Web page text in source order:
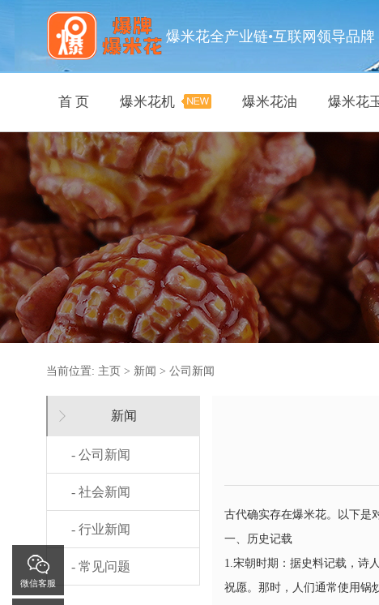
爆米花全产业链•互联网领导品牌
首 页 爆米花机 爆米花油 爆米花
当前位置: 主页 > 新闻 > 公司新闻
新闻
- 公司新闻
- 社会新闻
- 行业新闻
- 常见问题
古代确实存在爆米花。以下是
一、历史记载
1.宋朝时期：据史料记载，诗
祝愿。那时，人们通常使用锅
微信客服